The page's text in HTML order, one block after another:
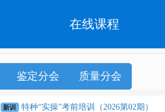
在线课程
鉴定分会 质量分会
新训
特种“实操”考前培训（2026第02期）